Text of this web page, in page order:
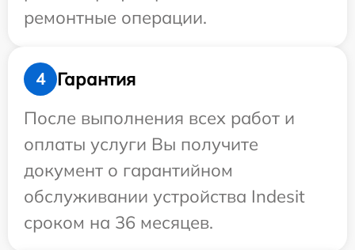
ремонтные операции.
4
Гарантия
После выполнения всех работ и
оплаты услуги Вы получите
документ о гарантийном
обслуживании устройства Indesit
сроком на 36 месяцев.